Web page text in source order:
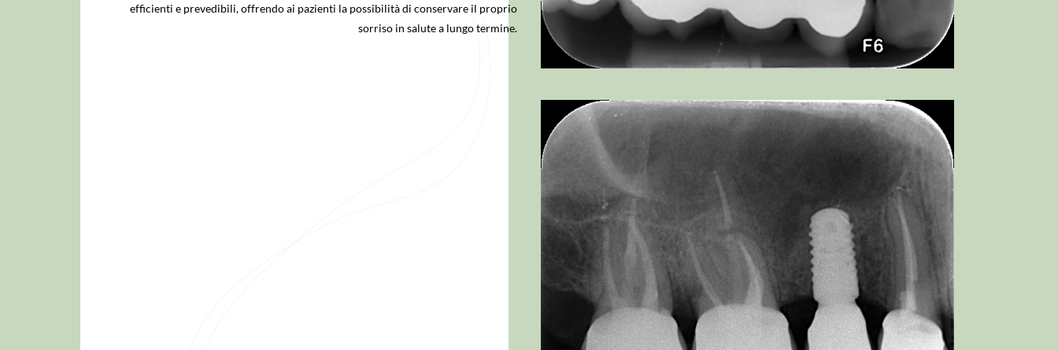
efficienti e prevedibili, offrendo ai pazienti la possibilità di conservare il proprio
sorriso in salute a lungo termine.